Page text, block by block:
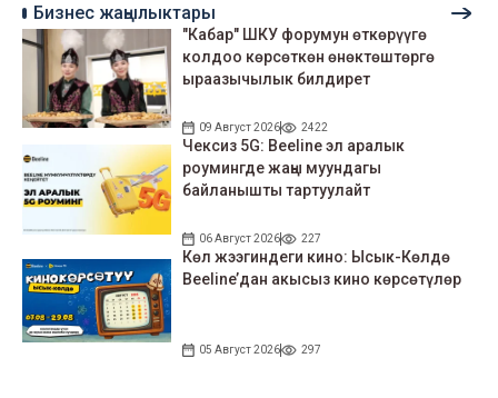
Бизнес жаңылыктары
"Кабар" ШКУ форумун өткөрүүгө
колдоо көрсөткөн өнөктөштөргө
ыраазычылык билдирет
09 Август 2026 2422
Чексиз 5G: Beeline эл аралык
роумингде жаңы муундагы
байланышты тартуулайт
06 Август 2026 227
Көл жээгиндеги кино: Ысык-Көлдө
Beeline’дан акысыз кино көрсөтүлөр
05 Август 2026 297